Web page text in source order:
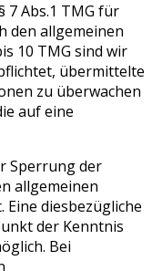
7 Abs.1 TMG für
den allgemeinen
10 TMG sind wir
übermittelte
zu überwachen
auf eine
Sperrung der
allgemeinen
diesbezügliche
der Kenntnis
Bei